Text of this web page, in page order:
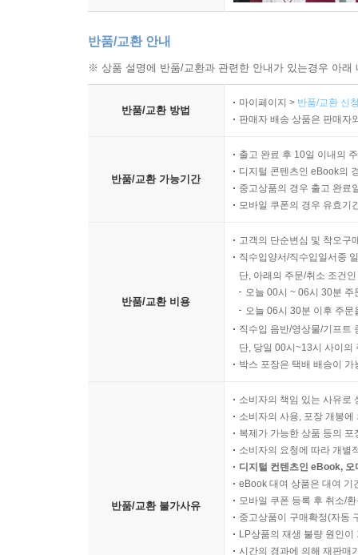
반품/교환 안내
※ 상품 설명에 반품/교환과 관련한 안내가 있는경우 아
반품/교환 방법
마이페이지 > 반품/교환 신
판매자 배송 상품은 판매자
반품/교환 가능기간
출고 완료 후 10일 이내의
디지털 콘텐츠인 eBook의
중고상품의 경우 출고 완료
모바일 쿠폰의 경우 유효기
반품/교환 비용
고객의 단순변심 및 착오구
직수입양서/직수입일서중
단, 아래의 주문/취소 조건
오늘 00시 ~ 06시 30분
오늘 06시 30분 이후 주
직수입 음반/영상물/기프트
단, 당일 00시~13시 사이의
박스 포장은 택배 배송이
반품/교환 불가사유
소비자의 책임 있는 사유로
소비자의 사용, 포장 개봉
복제가 가능한 상품 등의
소비자의 요청에 따라 개별
디지털 컨텐츠인 eBook,
eBook 대여 상품은 대여 기
모바일 쿠폰 등록 후 취소/
중고상품이 구매확정(자동
LP상품의 재생 불량 원인
시간의 경과에 의해 재판매